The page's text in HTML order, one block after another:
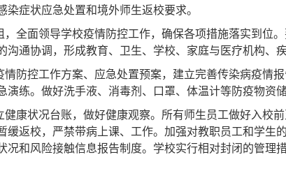
症状应急处置和境外师生返校要求。
全面领导学校疫情防控工作，确保各项措施落实到位
通协调，形成教育、卫生、学校、家庭与医疗机构、疾
防控工作方案、应急处置预案，建立完善传染病疫情
练。做好洗手液、消毒剂、口罩、体温计等防疫物资储
康状况台账，做好健康观察。所有师生员工做好入校
返校，严禁带病上课、工作。加强对教职员工和学生
和风险接触信息报告制度。学校实行相对封闭的管理